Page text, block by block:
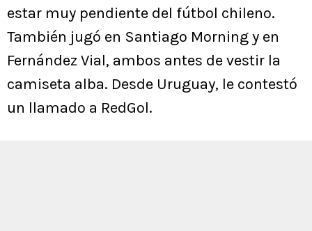
estar muy pendiente del fútbol chileno.
También jugó en Santiago Morning y en
Fernández Vial, ambos antes de vestir la
camiseta alba. Desde Uruguay, le contestó
un llamado a RedGol.